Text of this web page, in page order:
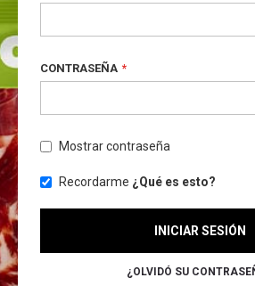
CONTRASEÑA
Mostrar contraseña
Recordarme ¿Qué es esto?
INICIAR SESIÓN
¿OLVIDÓ SU